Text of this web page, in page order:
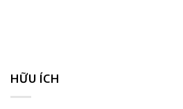
HỮU ÍCH